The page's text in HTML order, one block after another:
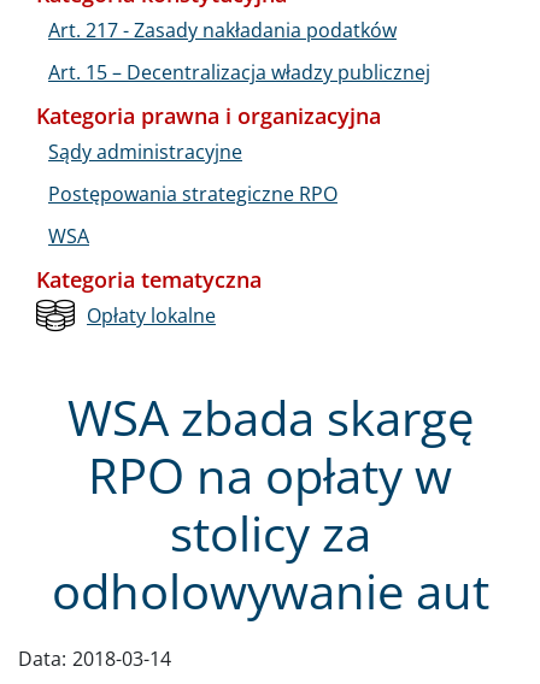
WSA zbada skargę
RPO na opłaty w
stolicy za
odholowywanie aut
Data: 2018-03-14
Art. 217 - Zasady nakładania podatków
Art. 15 – Decentralizacja władzy publicznej
Kategoria prawna i organizacyjna
Sądy administracyjne
Postępowania strategiczne RPO
WSA
Kategoria tematyczna
Opłaty lokalne